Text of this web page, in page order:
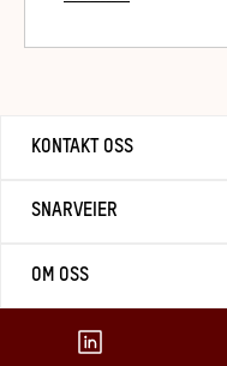
KONTAKT OSS
SNARVEIER
OM OSS
LinkedIn